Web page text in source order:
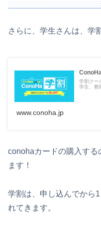
さらに、学生さんは、学
学割クー
学生、教
www.conoha.jp
conohaカードの購入する
ます！
学割は、申し込んでから
れてきます。